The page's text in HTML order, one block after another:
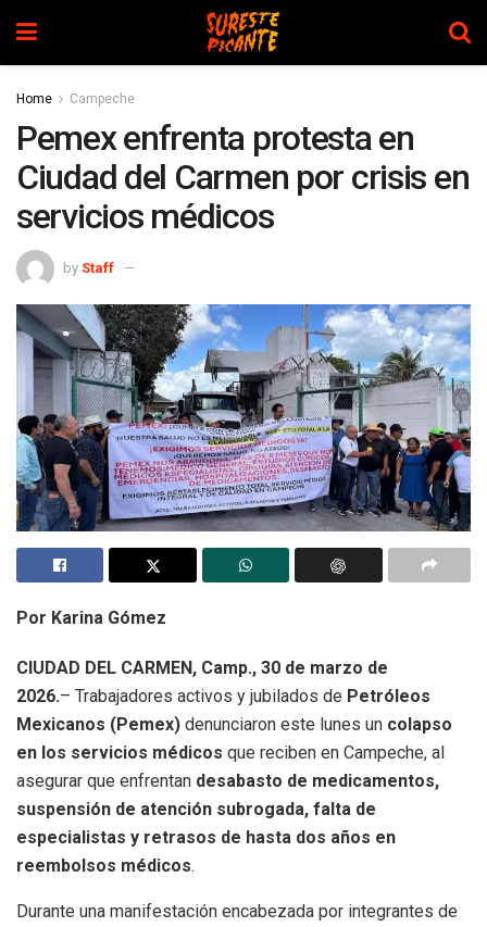
Home Campeche
Pemex enfrenta protesta en
Ciudad del Carmen por crisis en
servicios médicos
by Staff
Por Karina Gómez
CIUDAD DEL CARMEN, Camp., 30 de marzo de
2026.– Trabajadores activos y jubilados de Petróleos
Mexicanos (Pemex) denunciaron este lunes un colapso
en los servicios médicos que reciben en Campeche, al
asegurar que enfrentan desabasto de medicamentos,
suspensión de atención subrogada, falta de
especialistas y retrasos de hasta dos años en
reembolsos médicos.
Durante una manifestación encabezada por integrantes de